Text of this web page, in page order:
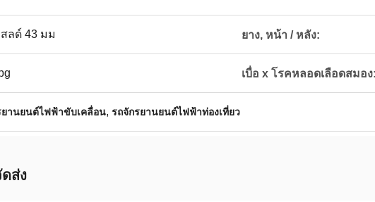
ลด์ 43 มม ยาง, หน้า / หลัง:
เบื่อ x โรคหลอดเลือดสมอง:
ยานยนต์ไฟฟ้าขับเคลื่อน, รถจักรยานยนต์ไฟฟ้าท่องเที่ยว
ส่ง